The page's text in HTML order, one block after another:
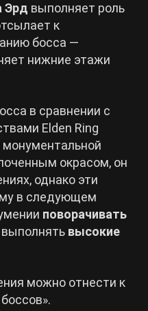
Эрд выполняет роль
к
босса —
нижние этажи
в сравнении с
Elden Ring
окрасом, он
однако эти
в следующем
поворачивать
выполнять высокие
можно отнести к